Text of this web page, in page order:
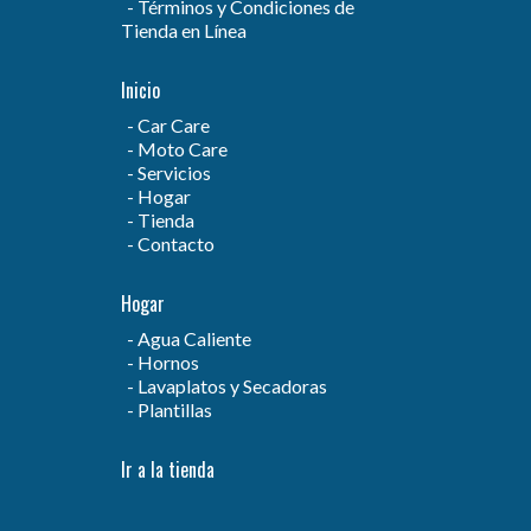
Términos y Condiciones de
Tienda en Línea
Inicio
Car Care
Moto Care
Servicios
Hogar
Tienda
Contacto
Hogar
Agua Caliente
Hornos
Lavaplatos y Secadoras
Plantillas
Ir a la tienda